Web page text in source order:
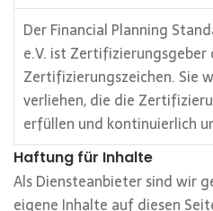
Der Financial Planning
e.V. ist
Zertifizierungszeichen. Sie
verliehen, die die
erfüllen und kontinuierlich
Haftung für Inhalte
Als Diensteanbieter sind wir
eigene Inhalte auf diesen